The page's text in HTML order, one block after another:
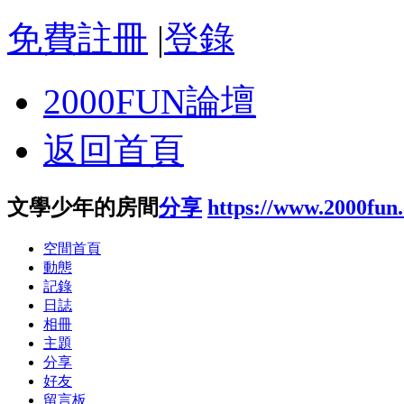
免費註冊 |登錄
2000FUN論壇
返回首頁
文學少年的房間分享 https://
空間首頁
動態
記錄
日誌
相冊
主題
分享
好友
留言板